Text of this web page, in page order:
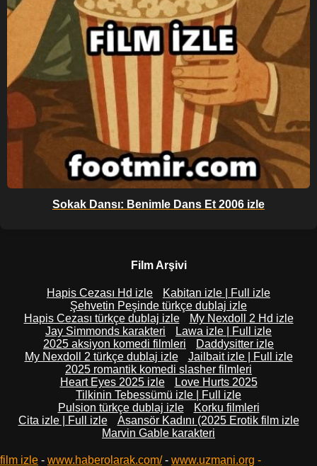
Sokak Dansı: Benimle Dans Et 2006 izle
Film Arşivi
Hapis Cezası Hd izle
Kabitan izle | Full izle
Şehvetin Peşinde türkçe dublaj izle
Hapis Cezası türkçe dublaj izle
My Nexdoll 2 Hd izle
Jay Simmonds karakteri
Lawa izle | Full izle
2025 aksiyon komedi filmleri
Daddysitter izle
My Nexdoll 2 türkçe dublaj izle
Jailbait izle | Full izle
2025 romantik komedi slasher filmleri
Heart Eyes 2025 izle
Love Hurts 2025
Tilkinin Tebessümü izle | Full izle
Pulsion türkçe dublaj izle
Korku filmleri
Cita izle | Full izle
Asansör Kadını (2025 Erotik film izle
Marvin Gable karakteri
film izle - www.haberolarak.com/- www.uzmani.org -